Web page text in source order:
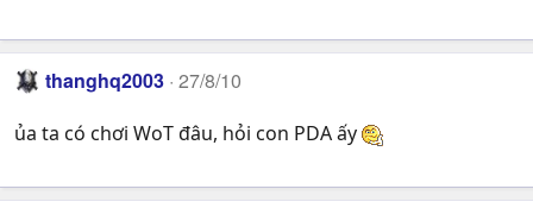
thanghq2003 27/8/10
ủa ta có chơi WoT đâu, hỏi con PDA ấy